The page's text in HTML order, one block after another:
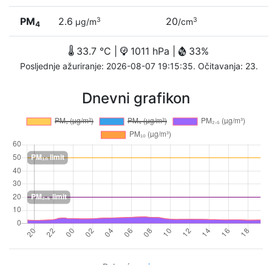
PM4 2.6 µg/m3 20/cm3
33.7 °C | 1011 hPa | 33%
Posljednje ažuriranje: 2026-08-07 19:15:35. Očitavanja: 23.
Dnevni grafikon